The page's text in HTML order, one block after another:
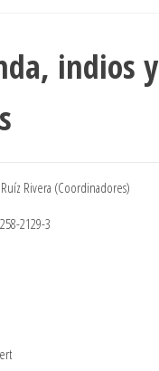
indios y
Rivera (Coordinadores)
2129-3